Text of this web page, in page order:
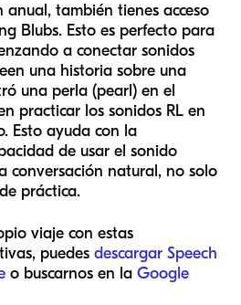
anual, también tienes acceso
Blubs. Esto es perfecto para
a conectar sonidos
una historia sobre una
una perla (pearl) en el
practicar los sonidos RL en
Esto ayuda con la
de usar el sonido
conversación natural, no solo
práctica.
viaje con estas
puedes descargar Speech
o buscarnos en la Google